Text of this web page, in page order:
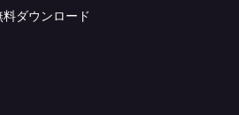
ダウンロード